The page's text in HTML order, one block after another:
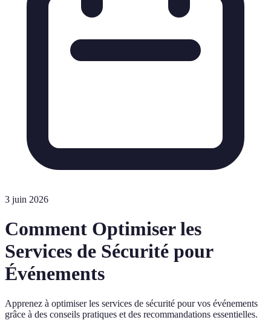
3 juin 2026
Comment Optimiser les
Services de Sécurité pour
Événements
Apprenez à optimiser les services de sécurité pour vos événements
grâce à des conseils pratiques et des recommandations essentielles.